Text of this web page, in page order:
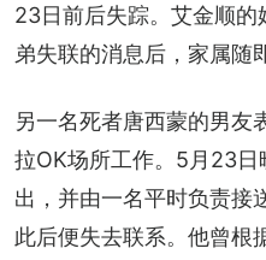
23日前后失踪。艾金顺
弟失联的消息后，家属随
另一名死者唐西蒙的男友
拉OK场所工作。5月23
出，并由一名平时负责接
此后便失去联系。他曾根